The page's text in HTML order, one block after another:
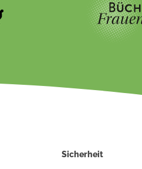
Sicherheit